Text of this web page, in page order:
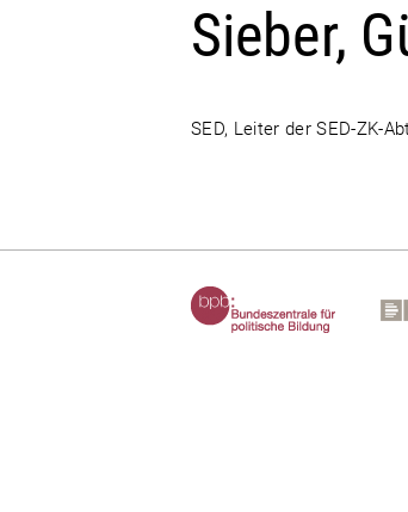
Sieber,
SED, Leiter der SED-ZK-